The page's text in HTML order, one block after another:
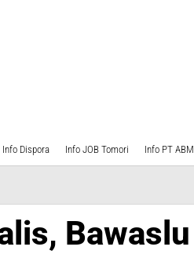
Info Dispora Info JOB Tomori Info PT ABM
Bawaslu